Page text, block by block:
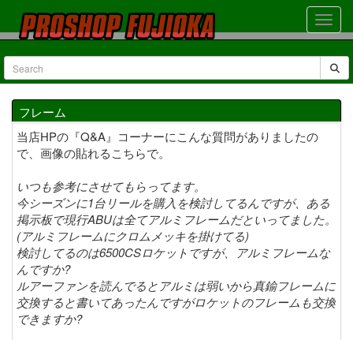
フレーム
当店HPの『Q&A』コーナーにこんな質問がありましたの
で、画像の貼れるこちらで。
いつも参考にさせてもらってます。
今シーズンに1台リールを購入を検討してるんですが、ある
掲示板で現行ABUは全てアルミフレームだといってました。
(アルミフレームにクロムメッキを掛けてる)
検討してるのは6500CSロケットですが、アルミフレームな
んですか?
ルアーファンを読んでるとアルミは弱いから真鍮フレームに
交換すると書いてあったんですがロケットのフレームも交換
できますか?